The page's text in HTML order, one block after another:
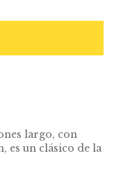
largo, con
es un clásico de la